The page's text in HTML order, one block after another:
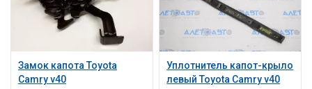
Замок капота Toyota
Camry v40
Уплотнитель капот-крыло
левый Toyota Camry v40